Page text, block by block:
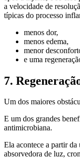
a velocidade de
típicas do processo
menos dor,
menos edema,
menor
e uma
7.
Um dos maiores
E um dos grandes
antimicrobiana.
Ela acontece a partir da
absorvedora de luz,